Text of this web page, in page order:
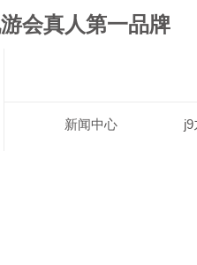
会真人第一品牌
新闻中心